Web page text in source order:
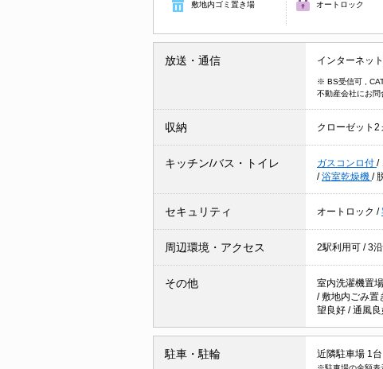
敷地内ゴミ置き場 オートロック
放送・通信 インターネッ
※ BS受信可 ,
不動産会社にお問
収納 クローゼット2
キッチン/バス・トイレ ガスコンロ付 /
/浴室乾燥機 /
セキュリティ オートロック /
周辺環境・アクセス 2駅利用可 /3
その他 室内洗濯機置場
/敷地内ごみ置
望良好 /通風良
駐車・駐輪 近隣駐車場 1